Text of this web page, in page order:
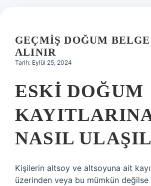
Hakkımızda
GEÇMIŞ DOĞUM
ALINIR
Tarih: Eylül 25, 2024
ESKI DOĞUM
NASIL
Kişilerin altsoy ve altsoyuna ait
üzerinden veya bu mümkün